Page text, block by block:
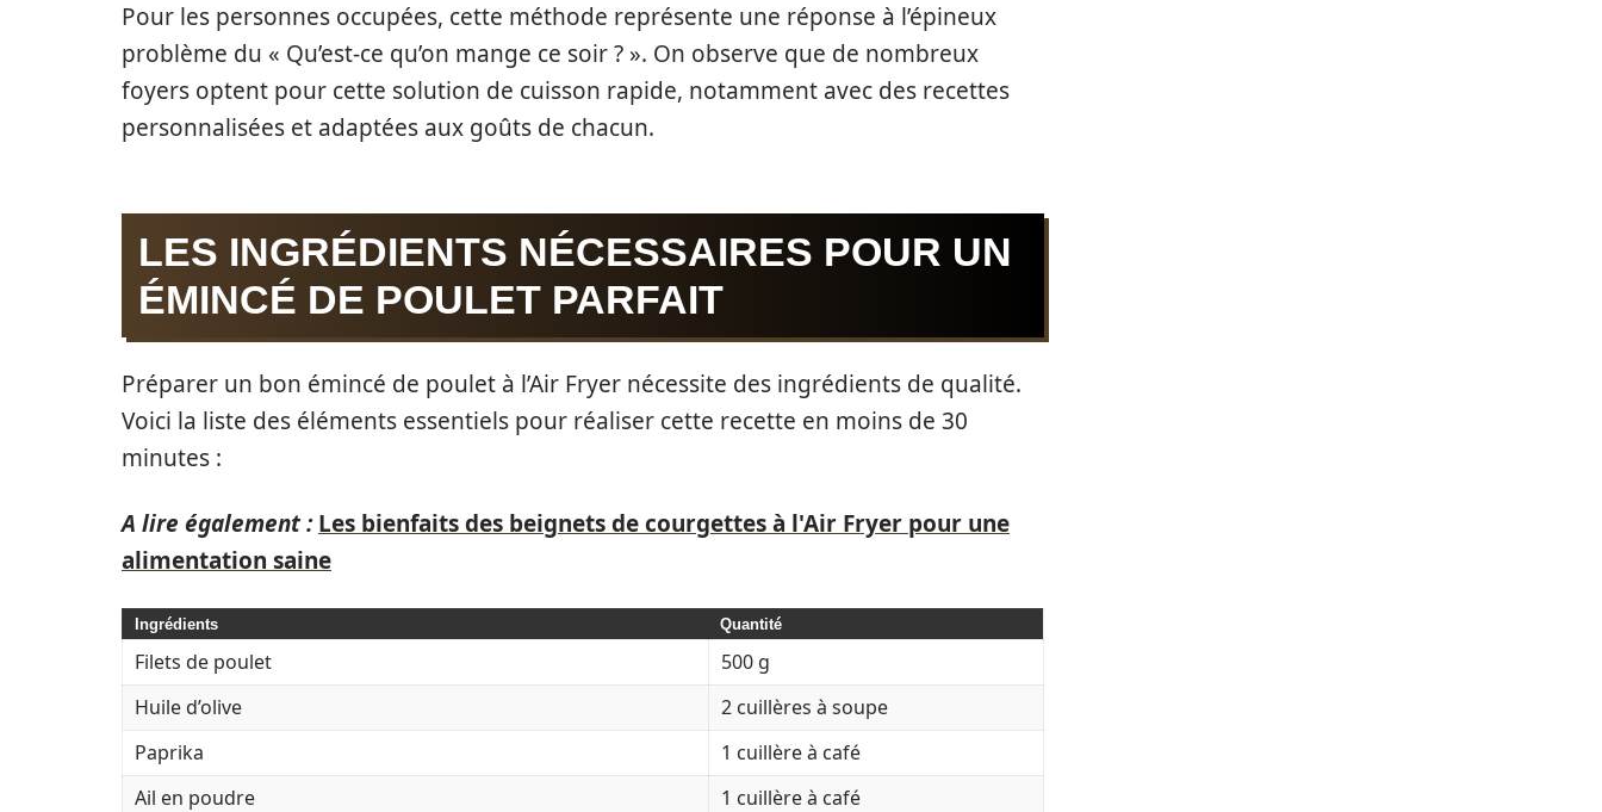
Pour les personnes occupées, cette méthode représente une réponse à l’épineux
problème du « Qu’est-ce qu’on mange ce soir ? ». On observe que de nombreux
foyers optent pour cette solution de cuisson rapide, notamment avec des recettes
personnalisées et adaptées aux goûts de chacun.
LES INGRÉDIENTS NÉCESSAIRES POUR UN
ÉMINCÉ DE POULET PARFAIT
Préparer un bon émincé de poulet à l’Air Fryer nécessite des ingrédients de qualité.
Voici la liste des éléments essentiels pour réaliser cette recette en moins de 30
minutes :
A lire également : Les bienfaits des beignets de courgettes à l'Air Fryer pour une
alimentation saine
Ingrédients Quantité
Filets de poulet
500 g
Huile d’olive
2 cuillères à soupe
Paprika
1 cuillère à café
Ail en poudre
1 cuillère à café